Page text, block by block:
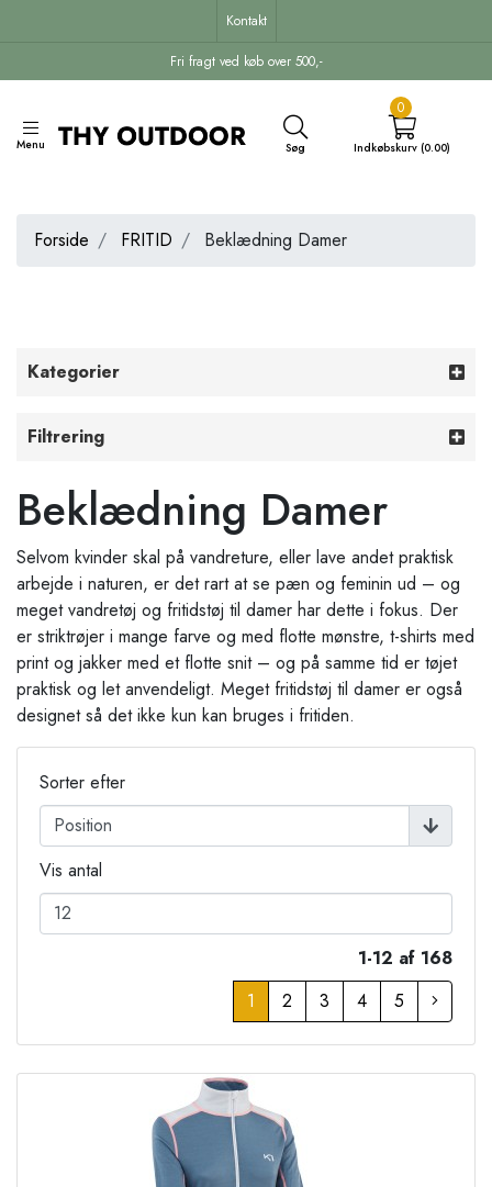
Fri fragt ved køb over 500,-
Kontakt
Menu Søg
0
Indkøbskurv (0.00)
Forside FRITID Beklædning Damer
Kategorier
Filtrering
Beklædning Damer
Selvom kvinder skal på vandreture, eller lave andet praktisk
arbejde i naturen, er det rart at se pæn og feminin ud – og
meget vandretøj og fritidstøj til damer har dette i fokus. Der
er striktrøjer i mange farve og med flotte mønstre, t-shirts med
print og jakker med et flotte snit – og på samme tid er tøjet
praktisk og let anvendeligt. Meget fritidstøj til damer er også
designet så det ikke kun kan bruges i fritiden.
Sorter efter
Vis antal
1-12 af 168
1
2 3 4 5